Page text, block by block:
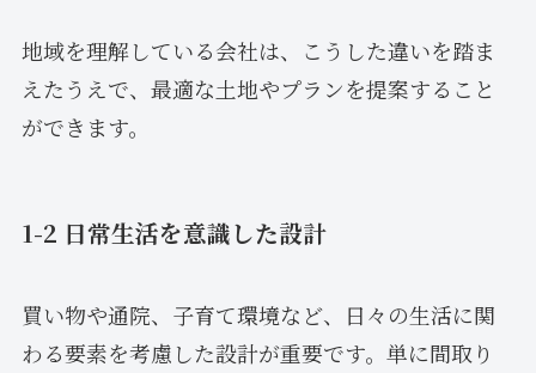
地域を理解している会社は、こうした違いを踏ま
えたうえで、最適な土地やプランを提案すること
ができます。
1-2 日常生活を意識した設計
買い物や通院、子育て環境など、日々の生活に関
わる要素を考慮した設計が重要です。単に間取り